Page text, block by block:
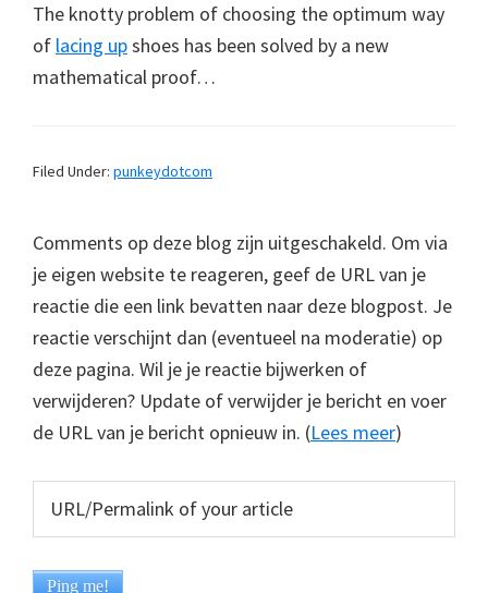
The knotty problem of choosing the optimum way
of lacing upshoes has been solved by a new
mathematical proof…
Filed Under: punkeydotcom
Comments op deze blog zijn uitgeschakeld. Om via
je eigen website te reageren, geef de URL van je
reactie die een link bevatten naar deze blogpost. Je
reactie verschijnt dan (eventueel na moderatie) op
deze pagina. Wil je je reactie bijwerken of
verwijderen? Update of verwijder je bericht en voer
de URL van je bericht opnieuw in. (Lees meer)